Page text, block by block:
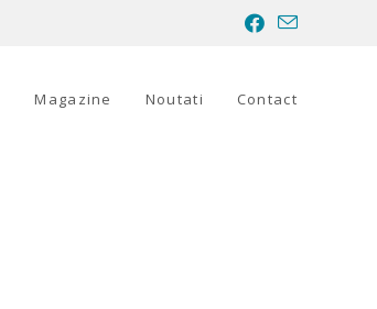
Magazine Noutati Contact